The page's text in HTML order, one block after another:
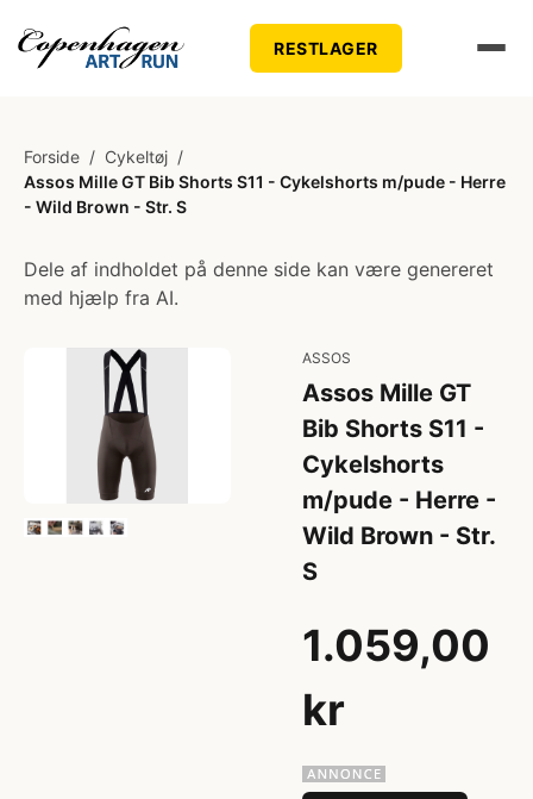
RESTLAGER
Forside / Cykeltøj /
Assos Mille GT Bib Shorts S11 - Cykelshorts m/pude - Herre
- Wild Brown - Str. S
Dele af indholdet på denne side kan være genereret
med hjælp fra AI.
ASSOS
Assos Mille GT
Bib Shorts S11 -
Cykelshorts
m/pude - Herre -
Wild Brown - Str.
S
1.059,00
kr